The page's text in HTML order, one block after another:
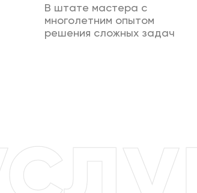
В штате мастера с
многолетним опытом
решения сложных задач